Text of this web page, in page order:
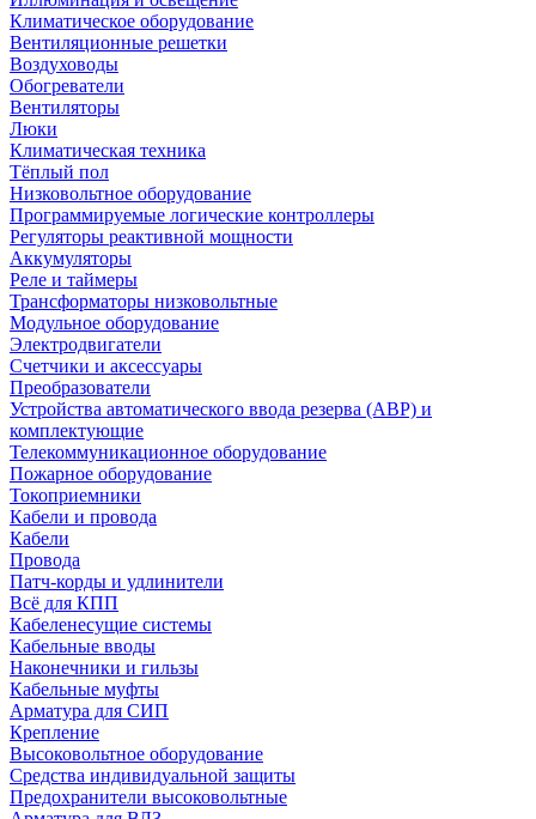
Климатическое оборудование
Вентиляционные решетки
Воздуховоды
Обогреватели
Вентиляторы
Люки
Климатическая техника
Тёплый пол
Низковольтное оборудование
Программируемые логические контроллеры
Регуляторы реактивной мощности
Аккумуляторы
Реле и таймеры
Трансформаторы низковольтные
Модульное оборудование
Электродвигатели
Счетчики и аксессуары
Преобразователи
Устройства автоматического ввода резерва (АВР) и
комплектующие
Телекоммуникационное оборудование
Пожарное оборудование
Токоприемники
Кабели и провода
Кабели
Провода
Патч-корды и удлинители
Всё для КПП
Кабеленесущие системы
Кабельные вводы
Наконечники и гильзы
Кабельные муфты
Арматура для СИП
Крепление
Высоковольтное оборудование
Средства индивидуальной защиты
Предохранители высоковольтные